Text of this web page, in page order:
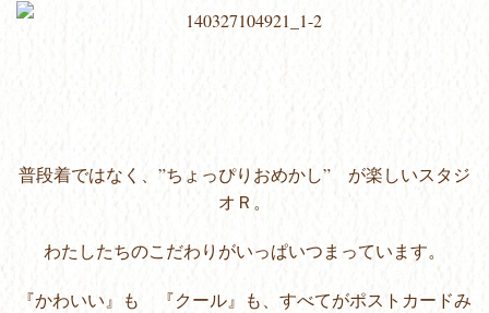
普段着ではなく、”ちょっぴりおめかし” が楽しいスタジ
オＲ。
わたしたちのこだわりがいっぱいつまっています。
『かわいい』も 『クール』も、すべてがポストカードみ